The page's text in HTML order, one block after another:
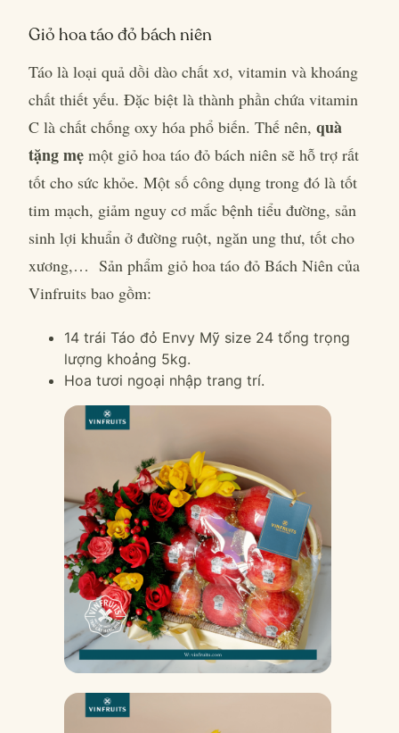
Giỏ hoa táo đỏ bách niên
Táo là loại quả dồi dào chất xơ, vitamin và khoáng
chất thiết yếu. Đặc biệt là thành phần chứa vitamin
C là chất chống oxy hóa phổ biến. Thế nên, quà
tặng mẹ một giỏ hoa táo đỏ bách niên sẽ hỗ trợ rất
tốt cho sức khỏe. Một số công dụng trong đó là tốt
tim mạch, giảm nguy cơ mắc bệnh tiểu đường, sản
sinh lợi khuẩn ở đường ruột, ngăn ung thư, tốt cho
xương,… Sản phẩm giỏ hoa táo đỏ Bách Niên của
Vinfruits bao gồm:
14 trái Táo đỏ Envy Mỹ size 24 tổng trọng
lượng khoảng 5kg.
Hoa tươi ngoại nhập trang trí.